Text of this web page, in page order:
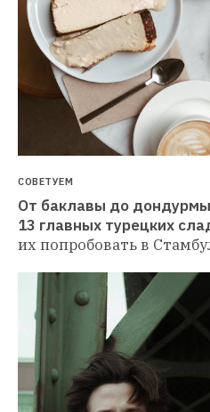
СОВЕТУЕМ
От баклавы до
13 главных турецких
их попробовать в